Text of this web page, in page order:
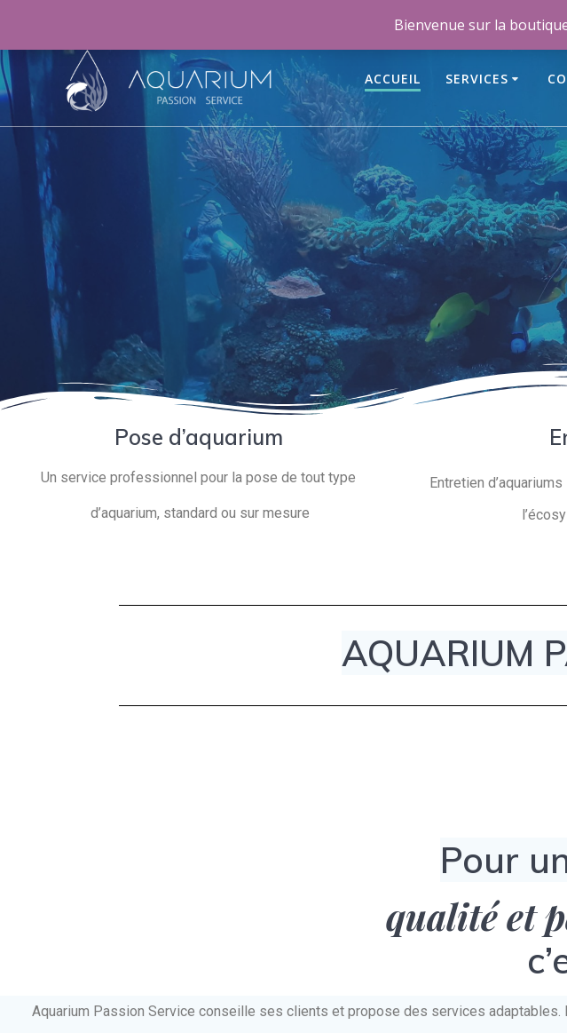
aquariumpassionservice@gmail.com
ACCUEIL SERVICES
Pose d’aquarium
Un service professionnel pour la pose de tout type
d’aquarium, standard ou sur mesure
Entretien
AQUARIUM
Pour
qualité et
Aquarium Passion Service conseille ses clients et propose des services
Bienvenue sur la